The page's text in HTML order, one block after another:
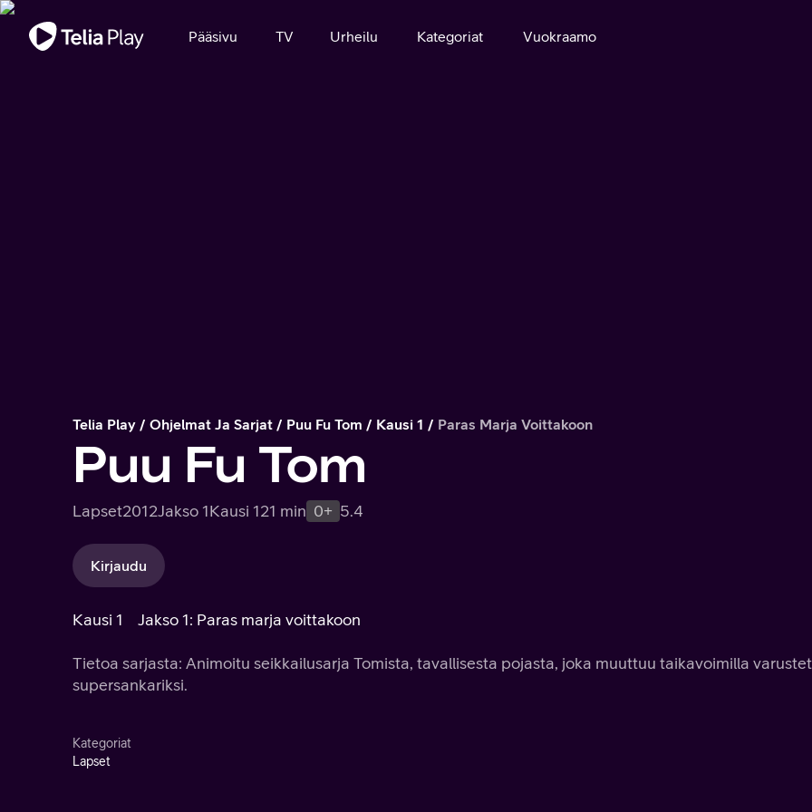
Tärkeä viesti
Pääsivu TV Urheilu Kategoriat Vuokraamo
Telia Play Ohjelmat Ja Sarjat Puu Fu Tom Kausi 1 Paras Marja Voittakoon
Puu Fu Tom
Lapset2012Jakso 1Kausi 121 min 0+ 5.4
Kirjaudu
Kausi 1 Jakso 1: Paras marja voittakoon
Tietoa sarjasta: Animoitu seikkailusarja Tomista, tavallisesta pojasta, joka muuttuu taikavoimilla
supersankariksi.
Kategoriat
Lapset